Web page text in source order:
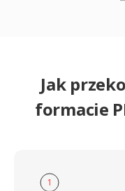
Jak
formacie
1